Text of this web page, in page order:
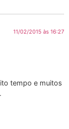
11/02/2015 às 16:27
tempo e muitos